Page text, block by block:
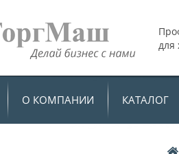
для
О КОМПАНИИ КАТАЛОГ